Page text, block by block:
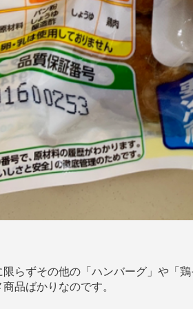
限らずその他の「ハンバーグ」や「
品ばかりなのです。